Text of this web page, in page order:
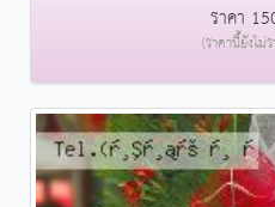
ราคา
(ราคานี้ยังไม่